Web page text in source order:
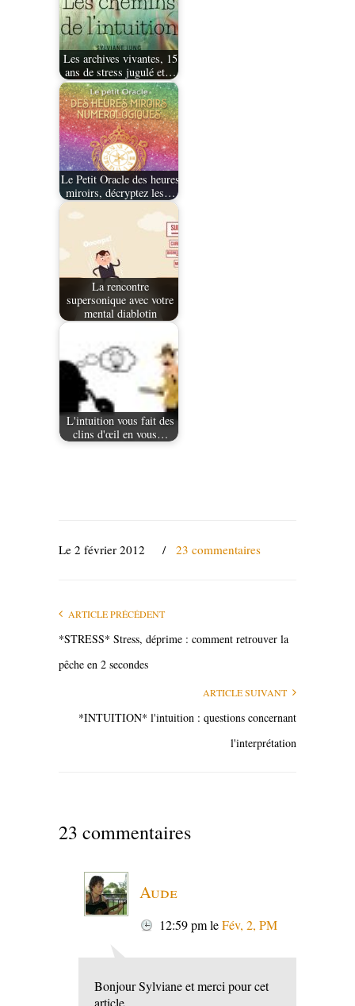
Les archives vivantes, 15
ans de stress jugulé et…
Le Petit Oracle des heures
miroirs, décryptez les…
La rencontre
supersonique avec votre
mental diablotin
L'intuition vous fait des
clins d'œil en vous…
Le 2 février 2012 / 23 commentaires
ARTICLE PRÉCÉDENT
*STRESS* Stress, déprime : comment retrouver la
pêche en 2 secondes
ARTICLE SUIVANT
*INTUITION* l'intuition : questions concernant
l'interprétation
23 commentaires
Aude
12:59 pmleFév, 2, PM
Bonjour Sylviane et merci pour cet